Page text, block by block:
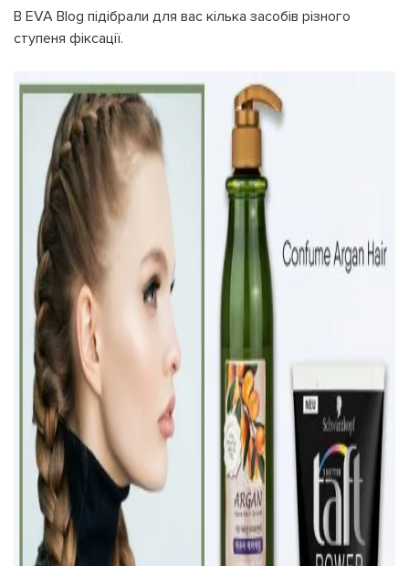
В EVA Blog підібрали для вас кілька засобів різного
ступеня фіксації.